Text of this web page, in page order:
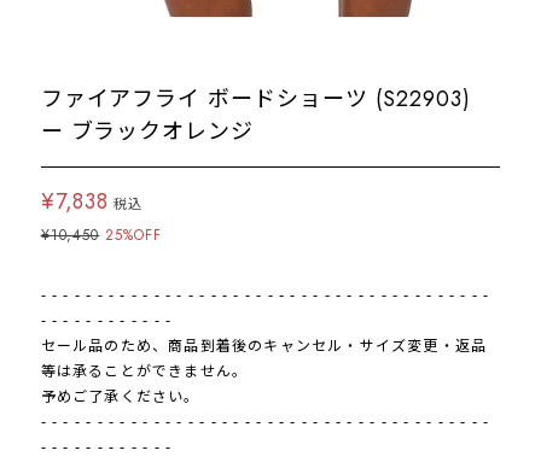
ファイアフライ ボードショーツ (S22903)
ー ブラックオレンジ
¥7,838 税込
¥10,450 25%OFF
- - - - - - - - - - - - - - - - - - - - - - - - - - - - - - - - - - - - - - - -
- - - - - - - - - - - -
セール品のため、商品到着後のキャンセル・サイズ変更・返品
等は承ることができません。
予めご了承ください。
- - - - - - - - - - - - - - - - - - - - - - - - - - - - - - - - - - - - - - - -
- - - - - - - - - - - -